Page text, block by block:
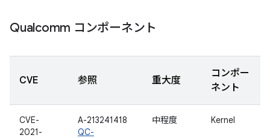
Qualcomm コンポーネント
CVE 参照 重大度
コンポー
ネント
CVE-
2021-
A-213241418
QC-
中程度 Kernel